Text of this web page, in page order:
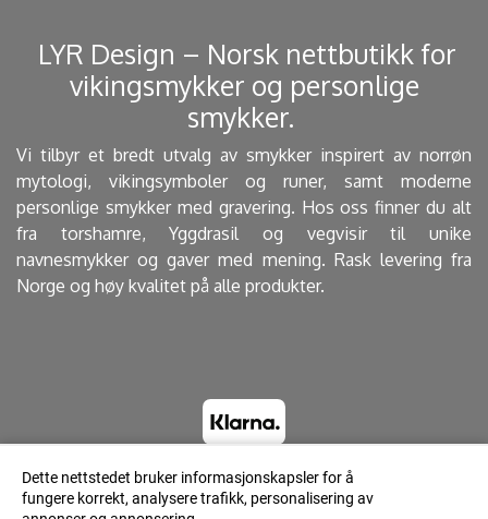
Dette nettstedet bruker informasjonskapsler for å
fungere korrekt, analysere trafikk, personalisering av
​ LYR Design – Norsk nettbutikk for
vikingsmykker og personlige
smykker. ​
Vi tilbyr et bredt utvalg av smykker inspirert av norrøn
mytologi, vikingsymboler og runer, samt moderne
personlige smykker med gravering. Hos oss finner du alt
fra torshamre, Yggdrasil og vegvisir til unike
navnesmykker og gaver med mening. Rask levering fra
Norge og høy kvalitet på alle produkter.
© 2023 Lyrdesign.no - Powered by Mystore.no